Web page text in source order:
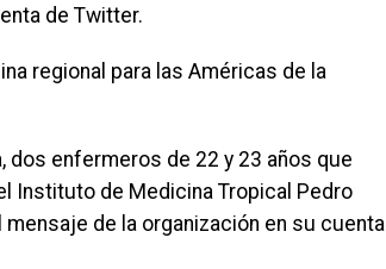
de Twitter.
regional para las Américas de la
dos enfermeros de 22 y 23 años que
Instituto de Medicina Tropical Pedro
mensaje de la organización en su cuenta